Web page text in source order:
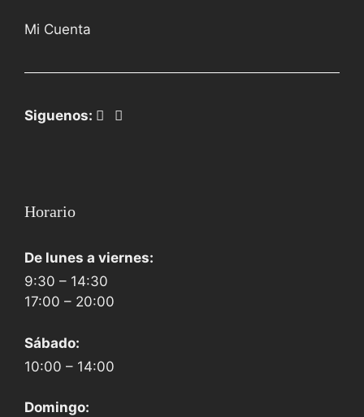
Mi Cuenta
Siguenos:
Horario
De lunes a viernes:
9:30 – 14:30
17:00 – 20:00
Sábado:
10:00 – 14:00
Domingo: